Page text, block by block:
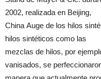
2002, realizada en Beijing,
China Auge de los hilos
hilos sintéticos como las
mezclas de hilos, por
vanisados, se